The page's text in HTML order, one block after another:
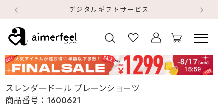
デジタルギフトサービス
スレンダードール プレーンショーツ
商品番号： 1600621